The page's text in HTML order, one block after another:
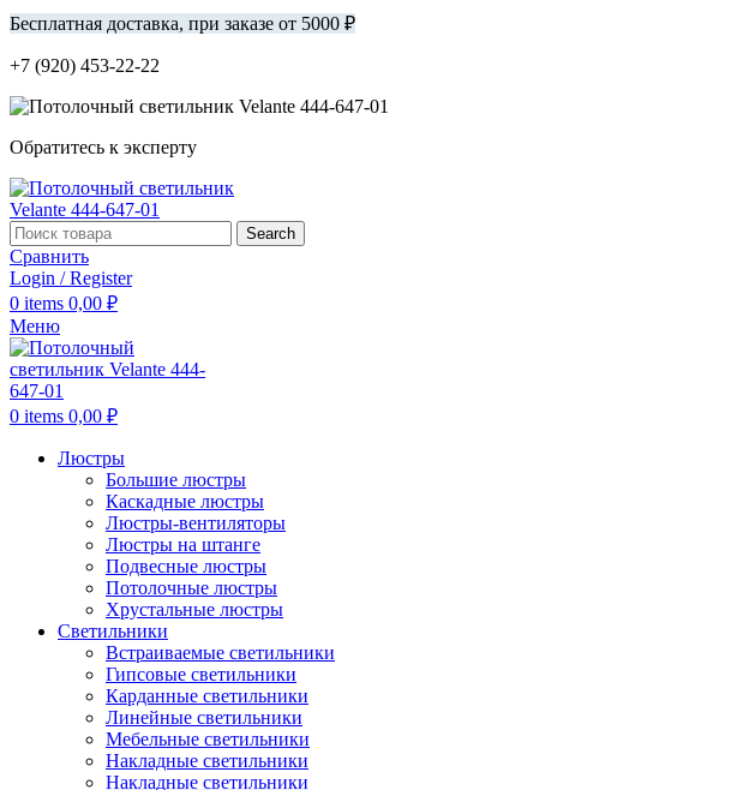
Бесплатная доставка, при заказе от 5000 ₽
+7 (920) 453-22-22
Обратитесь к эксперту
Search
Сравнить
Login / Register
0 items 0,00 ₽
Меню
0 items 0,00 ₽
Люстры
Большие люстры
Каскадные люстры
Люстры-вентиляторы
Люстры на штанге
Подвесные люстры
Потолочные люстры
Хрустальные люстры
Светильники
Встраиваемые светильники
Гипсовые светильники
Карданные светильники
Линейные светильники
Мебельные светильники
Накладные светильники
Накладные светильники